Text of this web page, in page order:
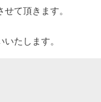
て頂きます。
たします。